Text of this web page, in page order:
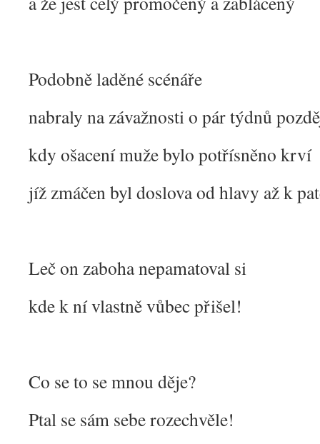
Podobně laděné scénáře
nabraly na závažnosti o pár týdnů
kdy ošacení muže bylo potřísněno krví
jíž zmáčen byl doslova od hlavy až k
Leč on zaboha nepamatoval si
kde k ní vlastně vůbec přišel!
Co se to se mnou děje?
Ptal se sám sebe rozechvěle!